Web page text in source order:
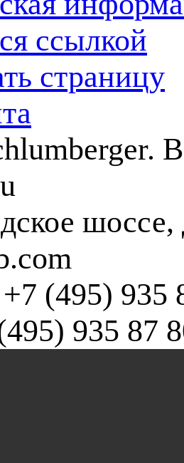
ссылкой
страницу
(495) 935
935 87